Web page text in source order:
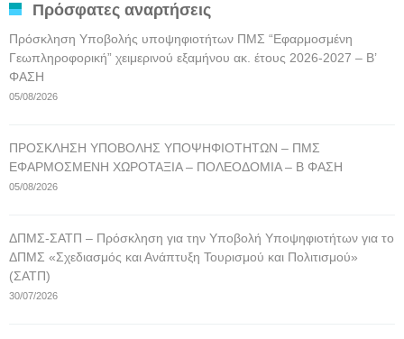
Πρόσφατες αναρτήσεις
Πρόσκληση Υποβολής υποψηφιοτήτων ΠΜΣ “Εφαρμοσμένη
Γεωπληροφορική” χειμερινού εξαμήνου ακ. έτους 2026-2027 – Β’
ΦΑΣΗ
05/08/2026
ΠΡΟΣΚΛΗΣΗ ΥΠΟΒΟΛΗΣ ΥΠΟΨΗΦΙΟΤΗΤΩΝ – ΠΜΣ
ΕΦΑΡΜΟΣΜΕΝΗ ΧΩΡΟΤΑΞΙΑ – ΠΟΛΕΟΔΟΜΙΑ – Β ΦΑΣΗ
05/08/2026
ΔΠΜΣ-ΣΑΤΠ – Πρόσκληση για την Υποβολή Υποψηφιοτήτων για το
ΔΠΜΣ «Σχεδιασμός και Ανάπτυξη Τουρισμού και Πολιτισμού»
(ΣΑΤΠ)
30/07/2026